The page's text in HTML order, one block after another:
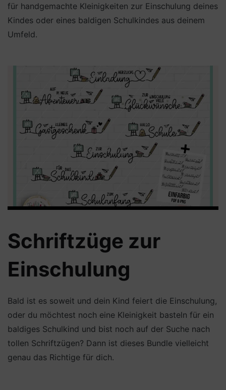
für handgemachte Kleinigkeiten zur Einschulung deines
Kindes oder eines baldigen Schulkindes aus deinem
Umfeld.
Schriftzüge zur
Einschulung
Bald ist es soweit und dein Kind feiert die Einschulung,
oder du möchtest noch eine Kleinigkeit basteln für ein
baldiges Schulkind und bist noch auf der Suche nach
tollen Schriftzügen? Dann ist dieses Bundle vielleicht
genau das Richtige für dich.